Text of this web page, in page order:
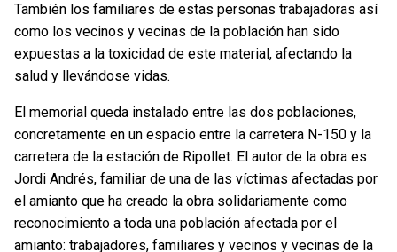
También los familiares de estas personas trabajadoras así
como los vecinos y vecinas de la población han sido
expuestas a la toxicidad de este material, afectando la
salud y llevándose vidas.
El memorial queda instalado entre las dos poblaciones,
concretamente en un espacio entre la carretera N-150 y la
carretera de la estación de Ripollet. El autor de la obra es
Jordi Andrés, familiar de una de las víctimas afectadas por
el amianto que ha creado la obra solidariamente como
reconocimiento a toda una población afectada por el
amianto: trabajadores, familiares y vecinos y vecinas de la